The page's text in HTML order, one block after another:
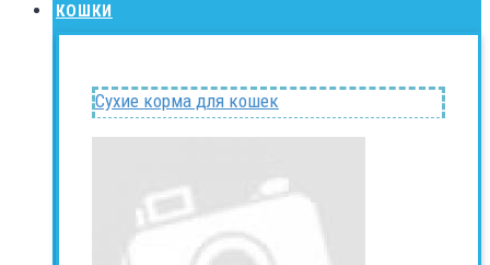
КОШКИ
Сухие корма для кошек